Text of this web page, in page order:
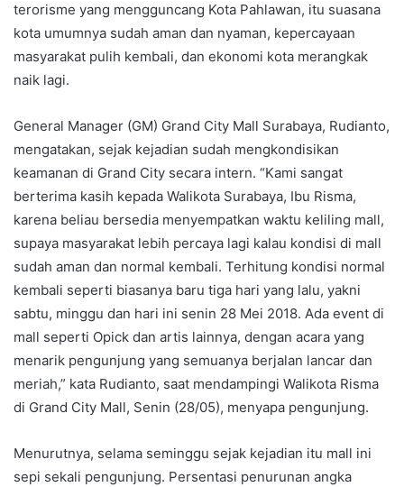
terorisme yang mengguncang Kota Pahlawan, itu suasana
kota umumnya sudah aman dan nyaman, kepercayaan
masyarakat pulih kembali, dan ekonomi kota merangkak
naik lagi.
General Manager (GM) Grand City Mall Surabaya, Rudianto,
mengatakan, sejak kejadian sudah mengkondisikan
keamanan di Grand City secara intern. “Kami sangat
berterima kasih kepada Walikota Surabaya, Ibu Risma,
karena beliau bersedia menyempatkan waktu keliling mall,
supaya masyarakat lebih percaya lagi kalau kondisi di mall
sudah aman dan normal kembali. Terhitung kondisi normal
kembali seperti biasanya baru tiga hari yang lalu, yakni
sabtu, minggu dan hari ini senin 28 Mei 2018. Ada event di
mall seperti Opick dan artis lainnya, dengan acara yang
menarik pengunjung yang semuanya berjalan lancar dan
meriah,” kata Rudianto, saat mendampingi Walikota Risma
di Grand City Mall, Senin (28/05), menyapa pengunjung.
Menurutnya, selama seminggu sejak kejadian itu mall ini
sepi sekali pengunjung. Persentasi penurunan angka